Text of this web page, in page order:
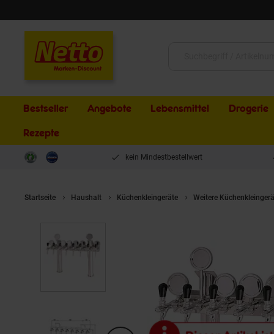
Bestseller Angebote Lebensmittel Drogerie
Rezepte
kein Mindestbestellwert
Startseite Haushalt Küchenkleingeräte Weitere